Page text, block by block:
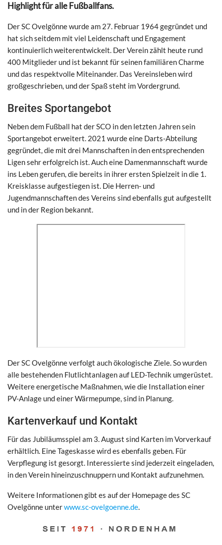
Highlight für alle Fußballfans.
Der SC Ovelgönne wurde am 27. Februar 1964 gegründet und
hat sich seitdem mit viel Leidenschaft und Engagement
kontinuierlich weiterentwickelt. Der Verein zählt heute rund
400 Mitglieder und ist bekannt für seinen familiären Charme
und das respektvolle Miteinander. Das Vereinsleben wird
großgeschrieben, und der Spaß steht im Vordergrund.
Breites Sportangebot
Neben dem Fußball hat der SCO in den letzten Jahren sein
Sportangebot erweitert. 2021 wurde eine Darts-Abteilung
gegründet, die mit drei Mannschaften in den entsprechenden
Ligen sehr erfolgreich ist. Auch eine Damenmannschaft wurde
ins Leben gerufen, die bereits in ihrer ersten Spielzeit in die 1.
Kreisklasse aufgestiegen ist. Die Herren- und
Jugendmannschaften des Vereins sind ebenfalls gut aufgestellt
und in der Region bekannt.
Der SC Ovelgönne verfolgt auch ökologische Ziele. So wurden
alle bestehenden Flutlichtanlagen auf LED-Technik umgerüstet.
Weitere energetische Maßnahmen, wie die Installation einer
PV-Anlage und einer Wärmepumpe, sind in Planung.
Kartenverkauf und Kontakt
Für das Jubiläumsspiel am 3. August sind Karten im Vorverkauf
erhältlich. Eine Tageskasse wird es ebenfalls geben. Für
Verpflegung ist gesorgt. Interessierte sind jederzeit eingeladen,
in den Verein hineinzuschnuppern und Kontakt aufzunehmen.
Weitere Informationen gibt es auf der Homepage des SC
Ovelgönne unterwww.sc-ovelgoenne.de.